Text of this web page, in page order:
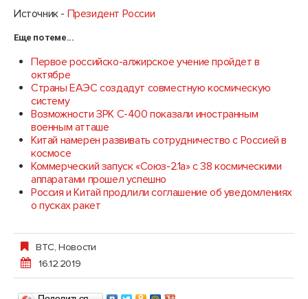
Источник - Президент России
Еще по теме...
Первое российско-алжирское учение пройдет в
октябре
Страны ЕАЭС создадут совместную космическую
систему
Возможности ЗРК С-400 показали иностранным
военным атташе
Китай намерен развивать сотрудничество с Россией в
космосе
Коммерческий запуск «Союз-2.1а» с 38 космическими
аппаратами прошел успешно
Россия и Китай продлили соглашение об уведомлениях
о пусках ракет
ВТС,Новости
16.12.2019